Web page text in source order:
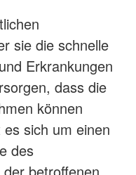
sie die schnelle
Erkrankungen
dass die
können
sich um einen
des